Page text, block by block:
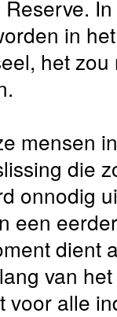
in
het
mensen
die
onnodig
een
dient
van
voor alle